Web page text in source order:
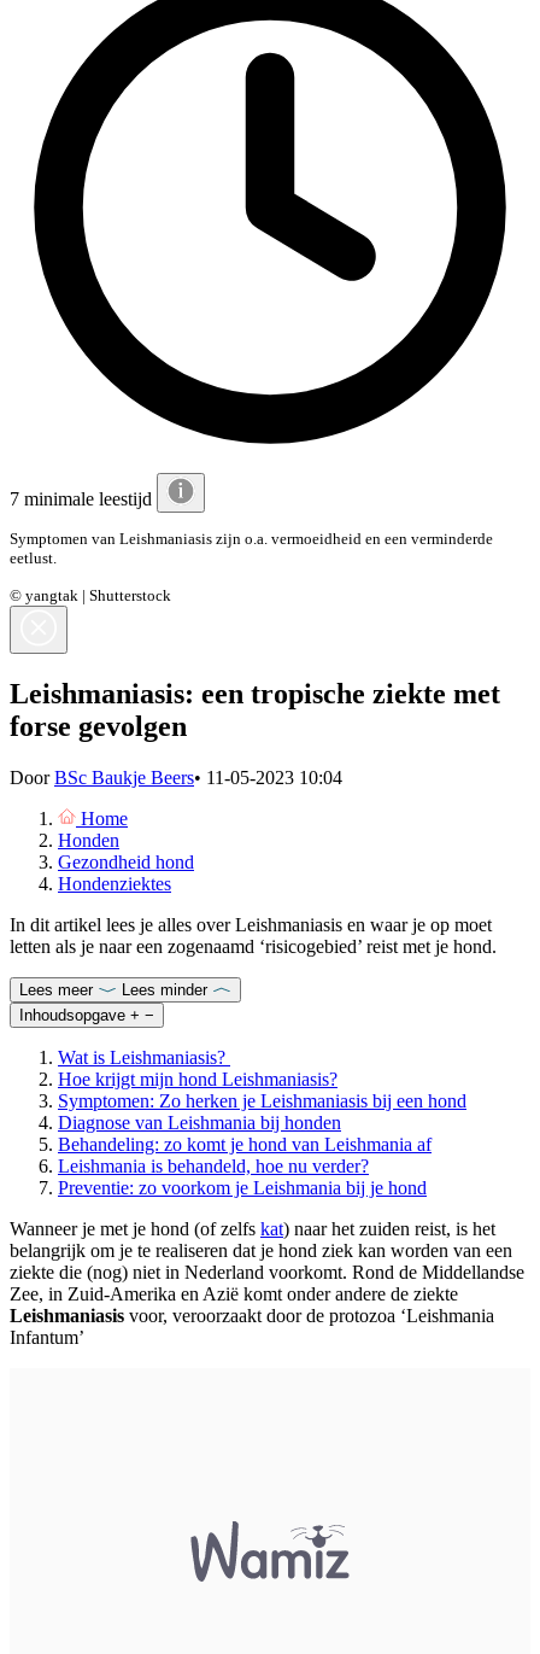
7 minimale leestijd
Symptomen van Leishmaniasis zijn o.a. vermoeidheid en een verminderde
eetlust.
© yangtak | Shutterstock
Leishmaniasis: een tropische ziekte met
forse gevolgen
DoorBSc Baukje Beers• 11-05-2023 10:04
Home
Honden
Gezondheid hond
Hondenziektes
In dit artikel lees je alles over Leishmaniasis en waar je op moet
letten als je naar een zogenaamd ‘risicogebied’ reist met je hond.
Lees meer
Lees minder
Inhoudsopgave + −
Wat is Leishmaniasis?
Hoe krijgt mijn hond Leishmaniasis?
Symptomen: Zo herken je Leishmaniasis bij een hond
Diagnose van Leishmania bij honden
Behandeling: zo komt je hond van Leishmania af
Leishmania is behandeld, hoe nu verder?
Preventie: zo voorkom je Leishmania bij je hond
Wanneer je met je hond (of zelfs kat) naar het zuiden reist, is het
belangrijk om je te realiseren dat je hond ziek kan worden van een
ziekte die (nog) niet in Nederland voorkomt. Rond de Middellandse
Zee, in Zuid-Amerika en Azië komt onder andere de ziekte
Leishmaniasis voor, veroorzaakt door de protozoa ‘Leishmania
Infantum’